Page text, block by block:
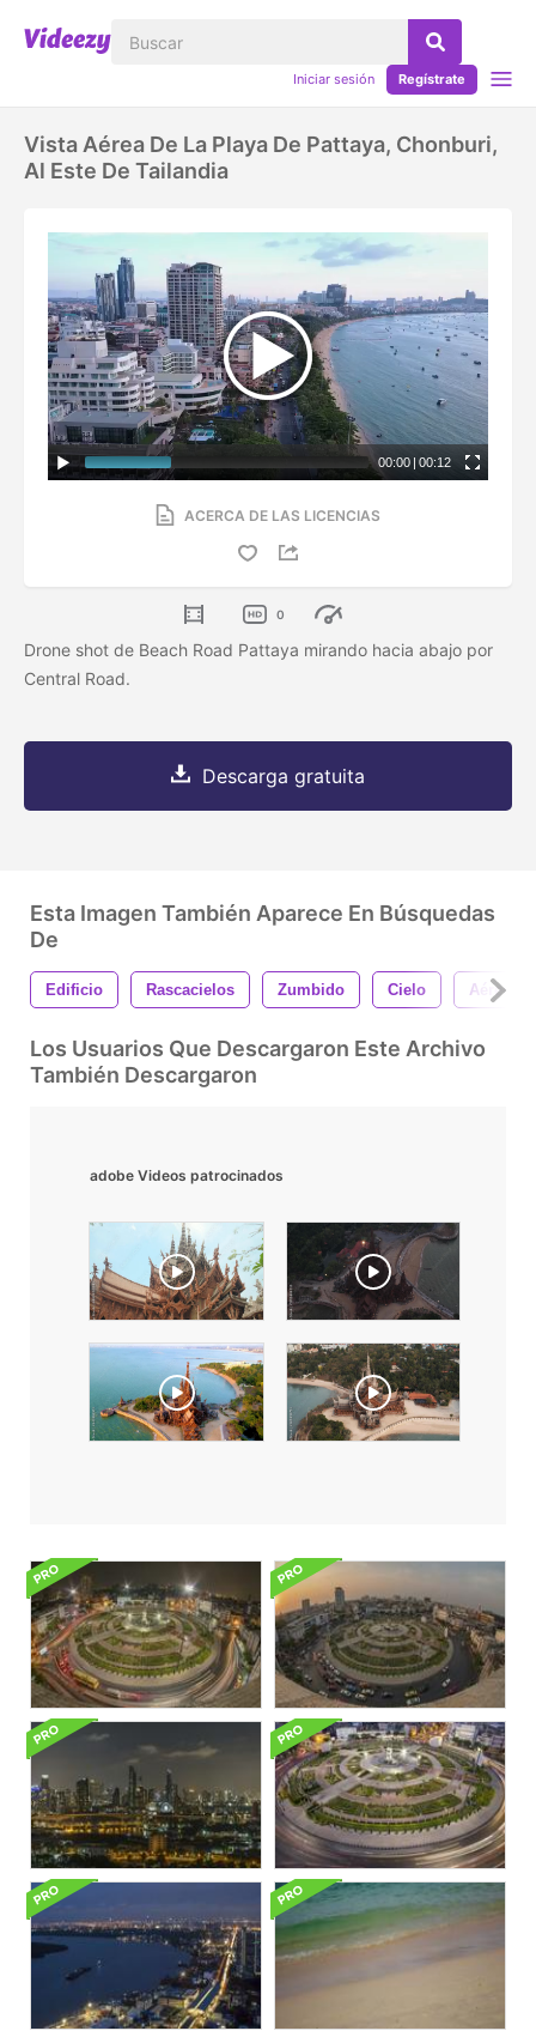
Iniciar sesión Regístrate
Vista Aérea De La Playa De Pattaya, Chonburi,
Al Este De Tailandia
00:00 | 00:12
ACERCA DE LAS LICENCIAS
0
Drone shot de Beach Road Pattaya mirando hacia abajo por
Central Road.
Descarga gratuita
Esta Imagen También Aparece En Búsquedas
De
Edificio Rascacielos Zumbido Cielo Aéreo
Los Usuarios Que Descargaron Este Archivo
También Descargaron
adobe Videos patrocinados